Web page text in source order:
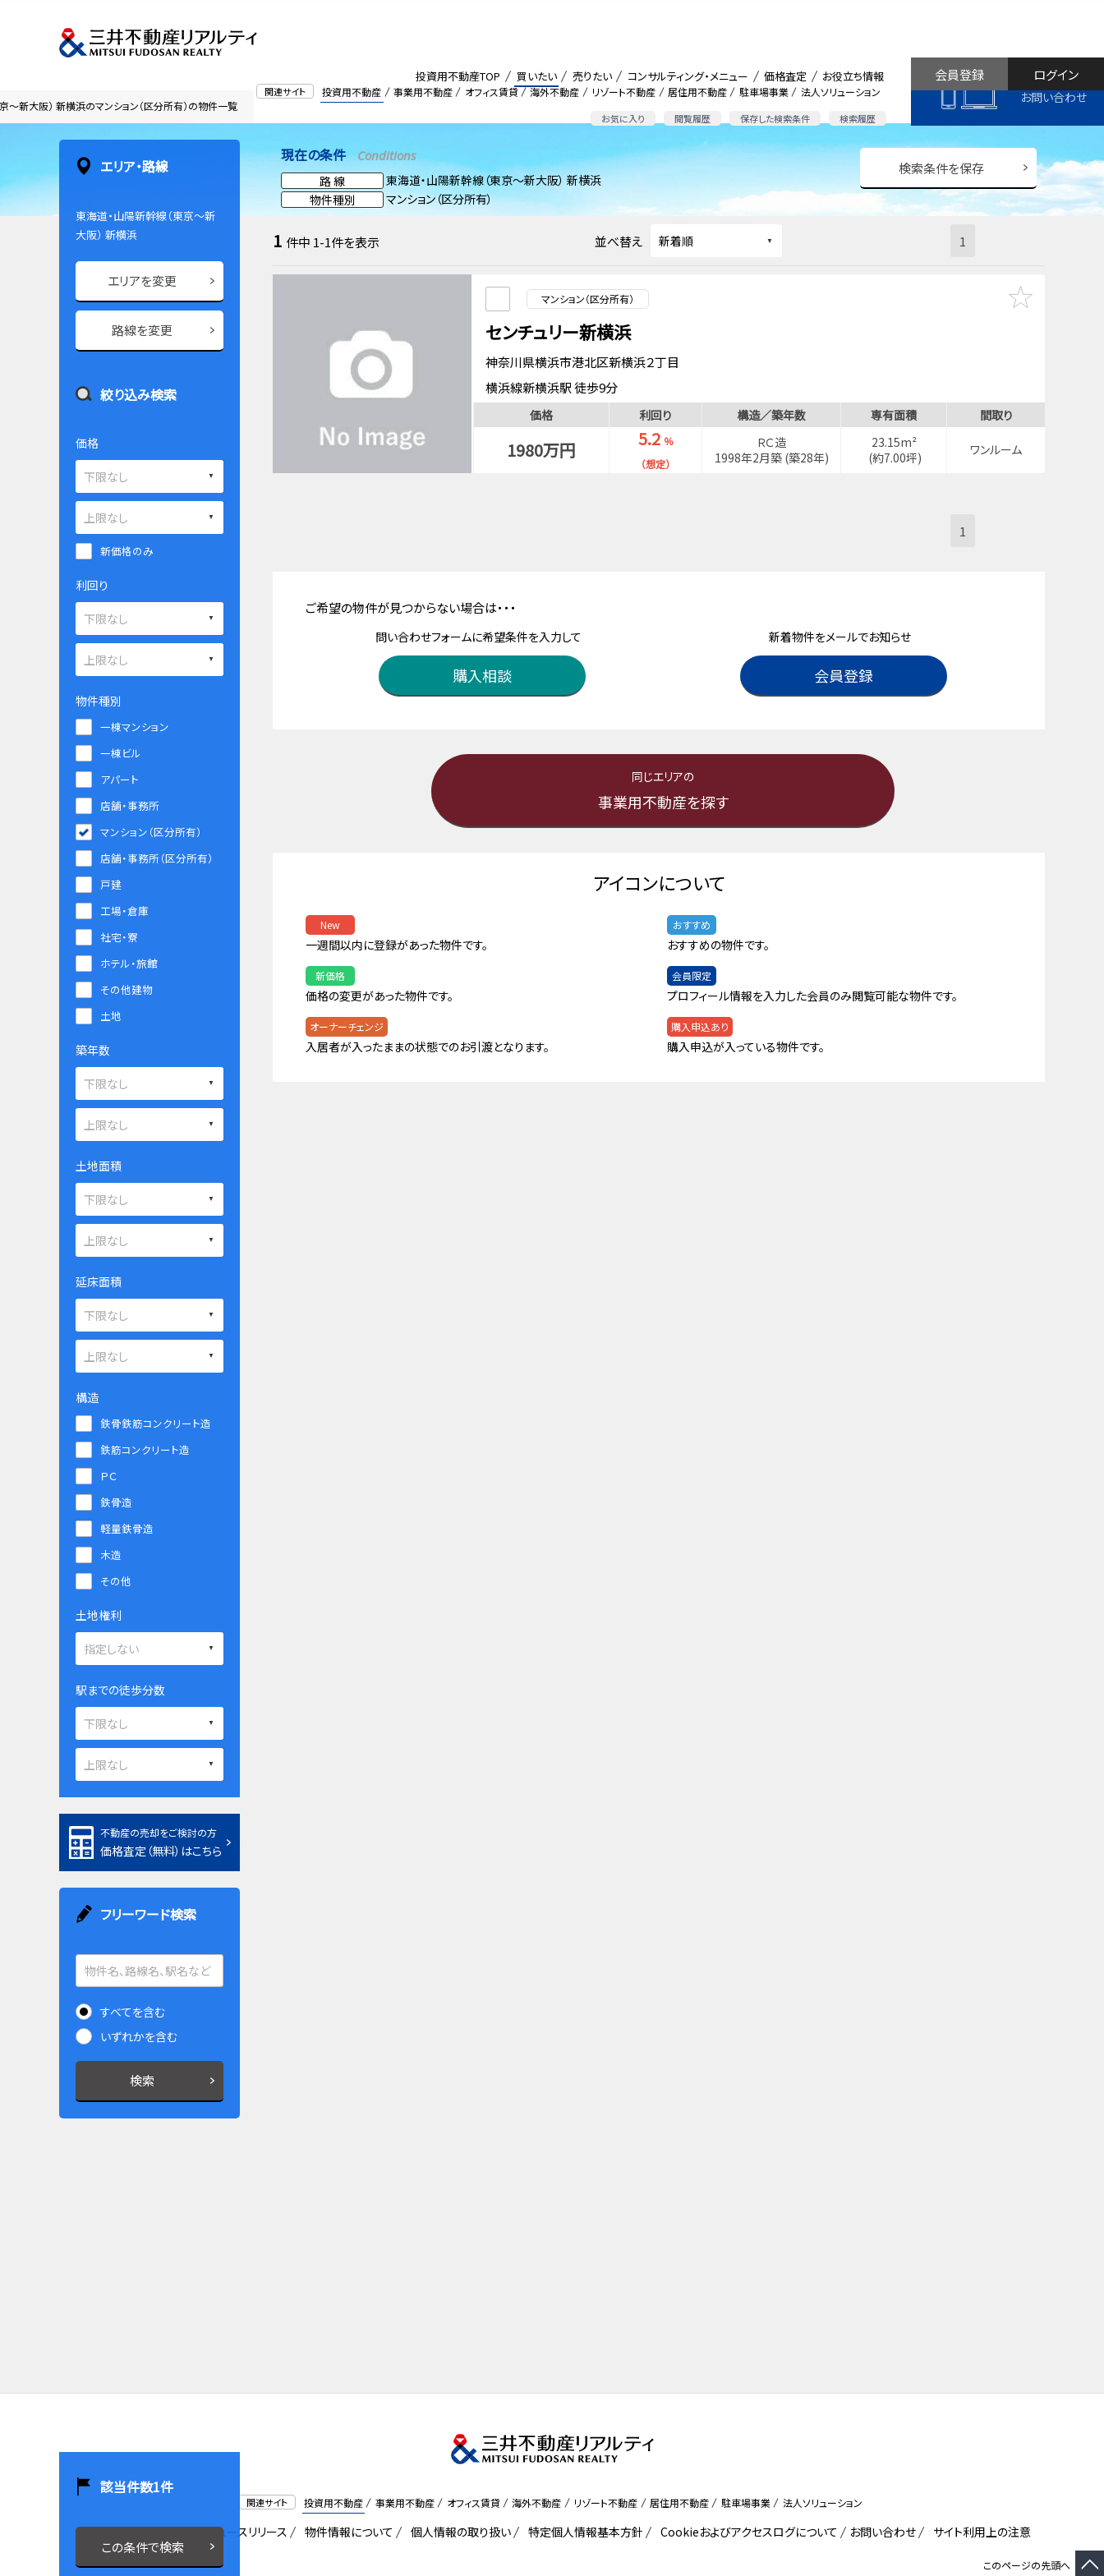
関連サイト 投資用不動産 事業用不動産 オフィス賃貸 海外不動産 リゾート不動産 居住用不動産 駐車場事業 法人ソリューション
お気に入り 閲覧履歴 保存した検索条件 検索履歴
投資用不動産TOP 買いたい 売りたい コンサルティング・メニュー 価格査定 お役立ち情報
お問い合わせ
ログイン
会員登録
～新大阪） 新横浜のマンション（区分所有）の物件一覧
現在の条件 Conditions
路 線
東海道・山陽新幹線（東京～新大阪） 新横浜
物件種別
マンション（区分所有）
検索条件を保存
1 件中 1-1件を表示 並べ替え 1
マンション（区分所有）
センチュリー新横浜
神奈川県横浜市港北区新横浜２丁目
横浜線新横浜駅 徒歩9分
横浜市ブルーライン新横浜駅 徒歩9分
東海道・山陽新幹線（東京～新大阪）新横浜駅 徒歩9分
価格 利回り 構造／築年数 専有面積 間取り
1980万円 5.2 ％
（想定）
ＲＣ造
1998年2月築 (築28年)
23.15m²
(約7.00坪)
ワンルーム
1
ご希望の物件が見つからない場合は・・・
問い合わせフォームに希望条件を入力して
購入相談
新着物件をメールでお知らせ
会員登録
同じエリアの
事業用不動産を探す
アイコンについて
New
一週間以内に登録があった物件です。
おすすめ
おすすめの物件です。
新価格
価格の変更があった物件です。
会員限定
プロフィール情報を入力した会員のみ閲覧可能な物件です。
オーナーチェンジ
入居者が入ったままの状態でのお引渡となります。
購入申込あり
購入申込が入っている物件です。
エリア・路線
東海道・山陽新幹線（東京～新
大阪） 新横浜
エリアを変更
路線を変更
絞り込み検索
価格
新価格のみ
利回り
物件種別
一棟マンション
一棟ビル
アパート
店舗・事務所
マンション（区分所有）
店舗・事務所（区分所有）
戸建
工場・倉庫
社宅・寮
ホテル・旅館
その他建物
土地
築年数
土地面積
延床面積
構造
鉄骨鉄筋コンクリート造
鉄筋コンクリート造
ＰＣ
鉄骨造
軽量鉄骨造
木造
その他
土地権利
駅までの徒歩分数
該当件数1件
この条件で検索
不動産の売却をご検討の方
価格査定（無料）はこちら
フリーワード検索
すべてを含む
いずれかを含む
検索
このページの先頭へ
関連サイト 投資用不動産 事業用不動産 オフィス賃貸 海外不動産 リゾート不動産 居住用不動産 駐車場事業 法人ソリューション
会社概要 採用情報 ニュースリリース 物件情報について 個人情報の取り扱い 特定個人情報基本方針 Cookieおよびアクセスログについて お問い合わせ サイト利用上の注意